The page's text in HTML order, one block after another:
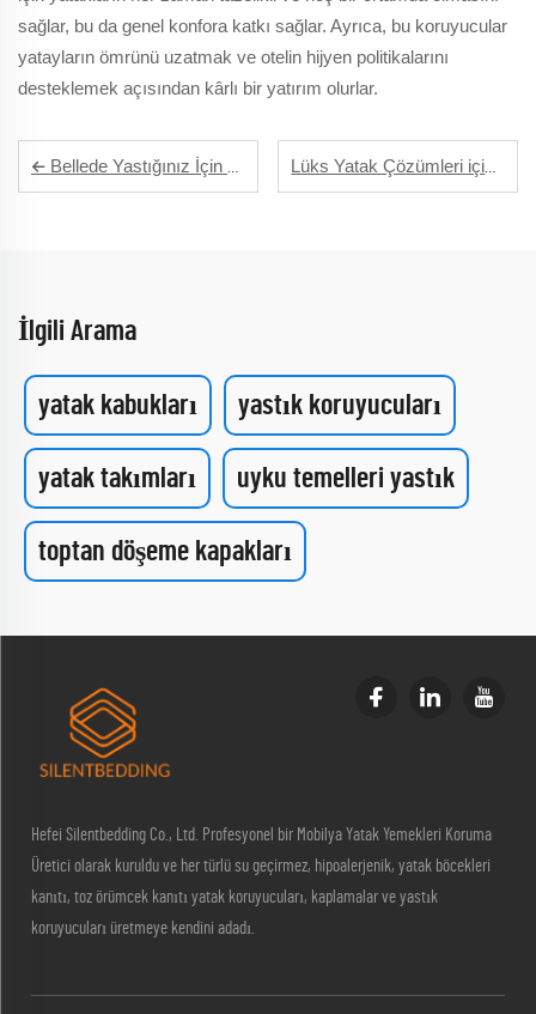
sağlar, bu da genel konfora katkı sağlar. Ayrıca, bu koruyucular
yatayların ömrünü uzatmak ve otelin hijyen politikalarını
desteklemek açısından kârlı bir yatırım olurlar.
Bellede Yastığınız İçin Doğru Yastık Koruyucusu Nasıl Seçilir Lüks Yatak Çözümleri için Otel Kılıf Setleri
İlgili Arama
yatak kabukları yastık koruyucuları
yatak takımları uyku temelleri yastık
toptan döşeme kapakları
Hefei Silentbedding Co., Ltd. Profesyonel bir Mobilya Yatak Yemekleri Koruma
Üretici olarak kuruldu ve her türlü su geçirmez, hipoalerjenik, yatak böcekleri
kanıtı, toz örümcek kanıtı yatak koruyucuları, kaplamalar ve yastık
koruyucuları üretmeye kendini adadı.